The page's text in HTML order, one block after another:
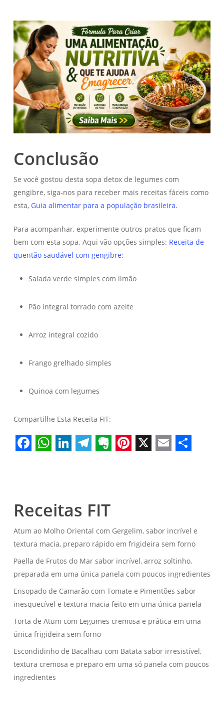
Conclusão
Se você gostou desta sopa detox de legumes com
gengibre, siga-nos para receber mais receitas fáceis como
esta, Guia alimentar para a população brasileira.
Para acompanhar, experimente outros pratos que ficam
bem com esta sopa. Aqui vão opções simples: Receita de
quentão saudável com gengibre:
Salada verde simples com limão
Pão integral torrado com azeite
Arroz integral cozido
Frango grelhado simples
Quinoa com legumes
Compartilhe Esta Receita FIT:
Facebook
WhatsApp
LinkedIn
Telegram
Evernote
Pinterest
X EmailShare
Receitas FIT
Atum ao Molho Oriental com Gergelim, sabor incrível e
textura macia, preparo rápido em frigideira sem forno
Paella de Frutos do Mar sabor incrível, arroz soltinho,
preparada em uma única panela com poucos ingredientes
Ensopado de Camarão com Tomate e Pimentões sabor
inesquecível e textura macia feito em uma única panela
Torta de Atum com Legumes cremosa e prática em uma
única frigideira sem forno
Escondidinho de Bacalhau com Batata sabor irresistível,
textura cremosa e preparo em uma só panela com poucos
ingredientes